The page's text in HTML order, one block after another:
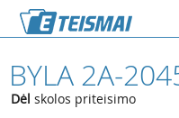
BYLA 2A-
Dėl skolos priteisimo